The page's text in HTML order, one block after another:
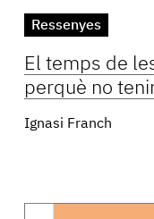
Ressenyes
El temps de
perquè no
Ignasi Franch